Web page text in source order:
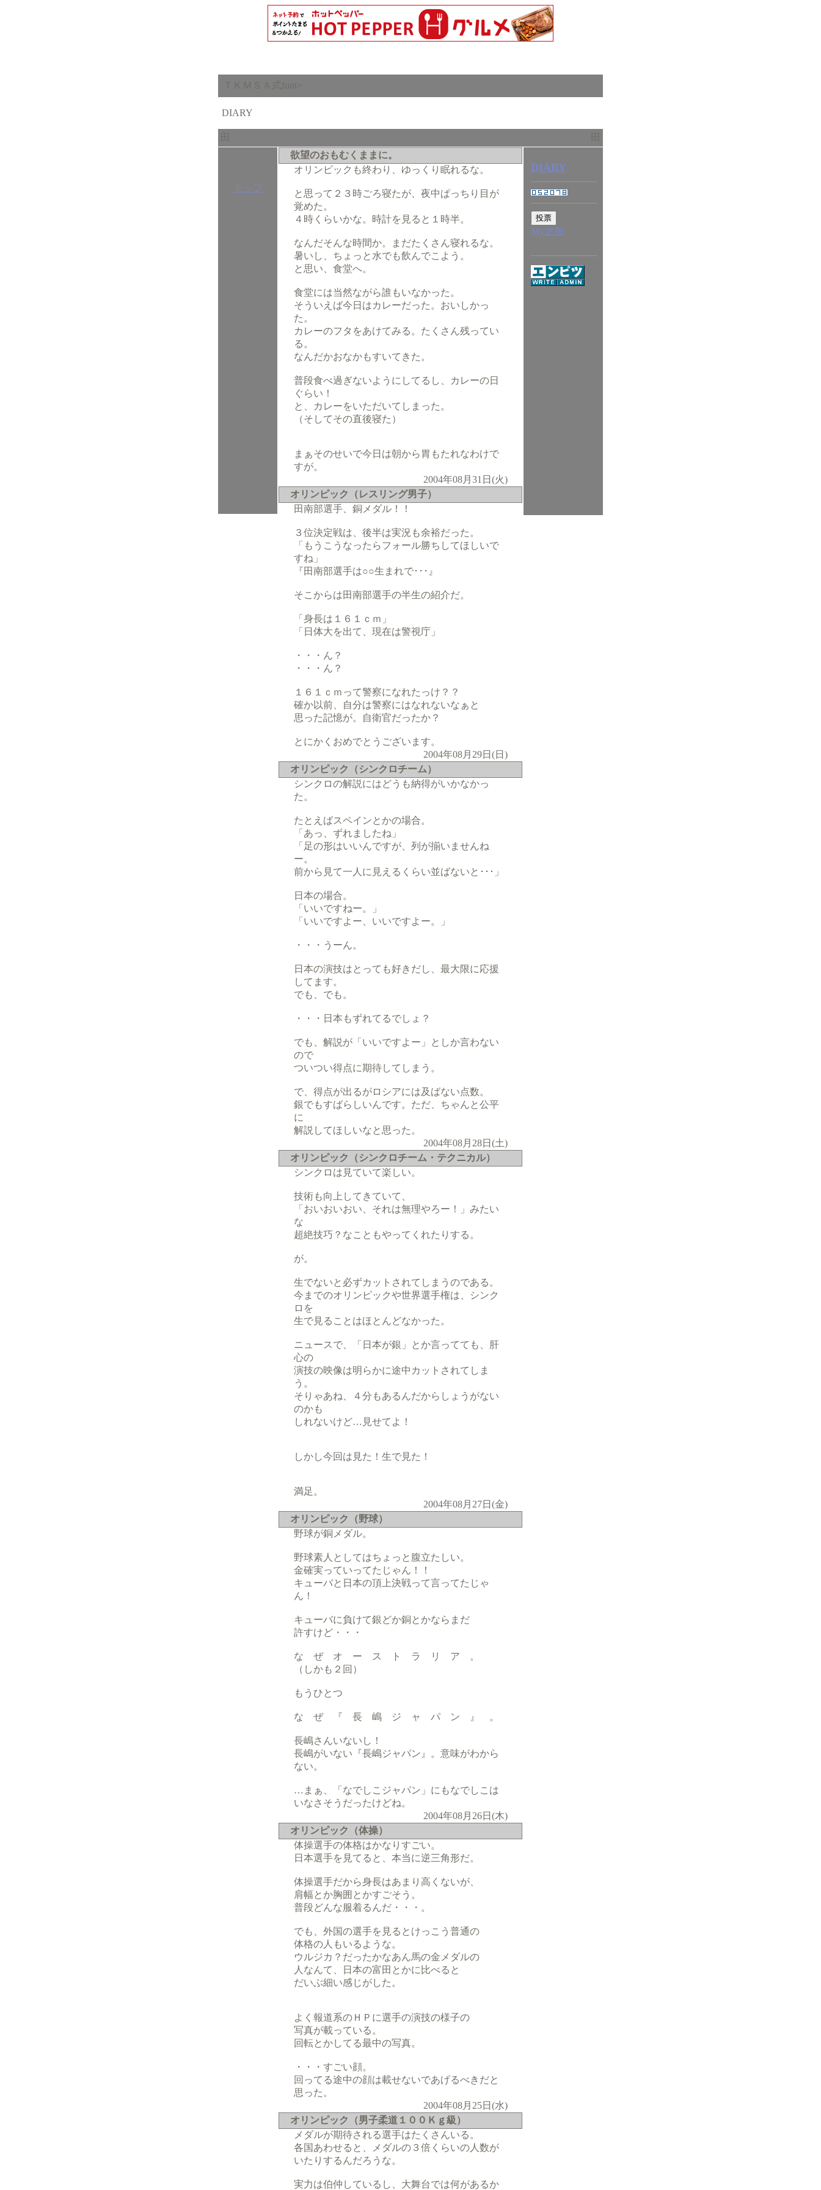
ＴＫＭＳＡ式font>
DIARY
田 田
トップ
欲望のおもむくままに。
オリンピックも終わり、ゆっくり眠れるな。
と思って２３時ごろ寝たが、夜中ぱっちり目が
覚めた。
４時くらいかな。時計を見ると１時半。
なんだそんな時間か。まだたくさん寝れるな。
暑いし、ちょっと水でも飲んでこよう。
と思い、食堂へ。
食堂には当然ながら誰もいなかった。
そういえば今日はカレーだった。おいしかっ
た。
カレーのフタをあけてみる。たくさん残ってい
る。
なんだかおなかもすいてきた。
普段食べ過ぎないようにしてるし、カレーの日
ぐらい！
と、カレーをいただいてしまった。
（そしてその直後寝た）
まぁそのせいで今日は朝から胃もたれなわけで
すが。
2004年08月31日(火)
オリンピック（レスリング男子）
田南部選手、銅メダル！！
３位決定戦は、後半は実況も余裕だった。
「もうこうなったらフォール勝ちしてほしいで
すね」
『田南部選手は○○生まれで･･･』
そこからは田南部選手の半生の紹介だ。
「身長は１６１ｃｍ」
「日体大を出て、現在は警視庁」
・・・ん？
・・・ん？
１６１ｃｍって警察になれたっけ？？
確か以前、自分は警察にはなれないなぁと
思った記憶が。自衛官だったか？
とにかくおめでとうございます。
2004年08月29日(日)
オリンピック（シンクロチーム）
シンクロの解説にはどうも納得がいかなかっ
た。
たとえばスペインとかの場合。
「あっ、ずれましたね」
「足の形はいいんですが、列が揃いませんね
ー。
前から見て一人に見えるくらい並ばないと･･･」
日本の場合。
「いいですねー。」
「いいですよー、いいですよー。」
・・・うーん。
日本の演技はとっても好きだし、最大限に応援
してます。
でも、でも。
・・・日本もずれてるでしょ？
でも、解説が「いいですよー」としか言わない
ので
ついつい得点に期待してしまう。
で、得点が出るがロシアには及ばない点数。
銀でもすばらしいんです。ただ、ちゃんと公平
に
解説してほしいなと思った。
2004年08月28日(土)
オリンピック（シンクロチーム・テクニカル）
シンクロは見ていて楽しい。
技術も向上してきていて、
「おいおいおい、それは無理やろー！」みたい
な
超絶技巧？なこともやってくれたりする。
が。
生でないと必ずカットされてしまうのである。
今までのオリンピックや世界選手権は、シンク
ロを
生で見ることはほとんどなかった。
ニュースで、「日本が銀」とか言ってても、肝
心の
演技の映像は明らかに途中カットされてしま
う。
そりゃあね、４分もあるんだからしょうがない
のかも
しれないけど…見せてよ！
しかし今回は見た！生で見た！
満足。
2004年08月27日(金)
オリンピック（野球）
野球が銅メダル。
野球素人としてはちょっと腹立たしい。
金確実っていってたじゃん！！
キューバと日本の頂上決戦って言ってたじゃ
ん！
キューバに負けて銀どか銅とかならまだ
許すけど・・・
な ぜ オ ー ス ト ラ リ ア 。
（しかも２回）
もうひとつ
な ぜ 『 長 嶋 ジ ャ パ ン 』 。
長嶋さんいないし！
長嶋がいない『長嶋ジャパン』。意味がわから
ない。
…まぁ、「なでしこジャパン」にもなでしこは
いなさそうだったけどね。
2004年08月26日(木)
オリンピック（体操）
体操選手の体格はかなりすごい。
日本選手を見てると、本当に逆三角形だ。
体操選手だから身長はあまり高くないが、
肩幅とか胸囲とかすごそう。
普段どんな服着るんだ・・・。
でも、外国の選手を見るとけっこう普通の
体格の人もいるような。
ウルジカ？だったかなあん馬の金メダルの
人なんて、日本の富田とかに比べると
だいぶ細い感じがした。
よく報道系のＨＰに選手の演技の様子の
写真が載っている。
回転とかしてる最中の写真。
・・・すごい顔。
回ってる途中の顔は載せないであげるべきだと
思った。
2004年08月25日(水)
オリンピック（男子柔道１００Ｋｇ級）
メダルが期待される選手はたくさんいる。
各国あわせると、メダルの３倍くらいの人数が
いたりするんだろうな。
実力は伯仲しているし、大舞台では何があるか
DIARY
My追加